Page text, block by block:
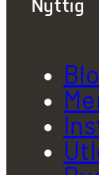
Nyttig